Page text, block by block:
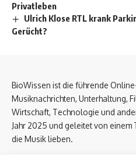
Privatleben
Ulrich Klose RTL krank
Gerücht?
BioWissen ist die führende
Musiknachrichten, Unterhaltung,
Wirtschaft, Technologie und
Jahr 2025 und geleitet von
die Musik lieben.